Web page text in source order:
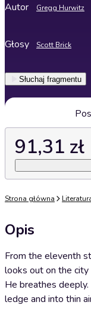
Autor Gregg Hurwitz
Głosy Scott Brick
Słuchaj fragmentu
91,31 zł
Strona główna
Opis
From the eleventh
looks out on the
He breathes
ledge and into thin